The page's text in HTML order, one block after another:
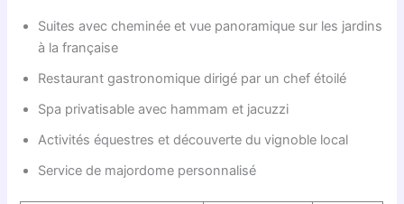
Suites avec cheminée et vue panoramique sur les jardins
à la française
Restaurant gastronomique dirigé par un chef étoilé
Spa privatisable avec hammam et jacuzzi
Activités équestres et découverte du vignoble local
Service de majordome personnalisé